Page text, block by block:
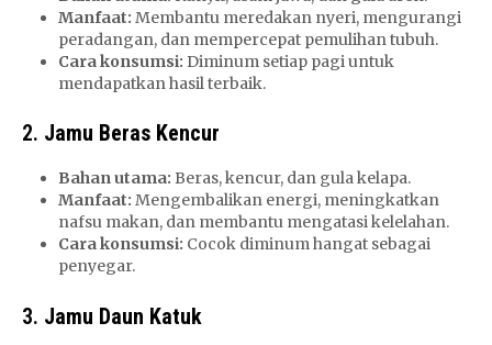
Manfaat: Membantu meredakan nyeri, mengurangi
peradangan, dan mempercepat pemulihan tubuh.
Cara konsumsi: Diminum setiap pagi untuk
mendapatkan hasil terbaik.
2. Jamu Beras Kencur
Bahan utama: Beras, kencur, dan gula kelapa.
Manfaat: Mengembalikan energi, meningkatkan
nafsu makan, dan membantu mengatasi kelelahan.
Cara konsumsi: Cocok diminum hangat sebagai
penyegar.
3. Jamu Daun Katuk